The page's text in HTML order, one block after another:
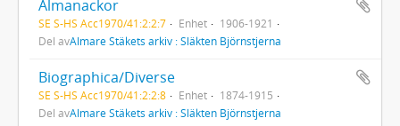
Almanackor
SE S-HS Acc1970/41:2:2:7 Enhet
1906-1921
Del avAlmare Stäkets arkiv : Släkten Björnstjerna
Biographica/Diverse
SE S-HS Acc1970/41:2:2:8 Enhet
1874-1915
Del avAlmare Stäkets arkiv : Släkten Björnstjerna